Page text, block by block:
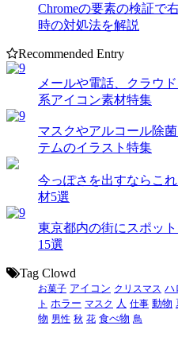
Chromeの要素の検証で
時の対処法を解説
Recommended Entry
メールや電話、クラウ
系アイコン素材特集
マスクやアルコール除
テムのイラスト特集
今っぽさを出すならこ
材5選
東京都内の街にスポッ
15選
Tag Clowd
お菓子 アイコン クリスマス ハ
ト ホラー マスク 人 仕事 動物
物 男性 秋 花 食べ物 鳥